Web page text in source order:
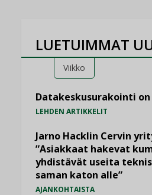
LUETUIMMAT
Viikko
Datakeskusurakointi
LEHDEN ARTIKKELIT
Jarno Hacklin Cervin
”Asiakkaat hakevat
yhdistävät useita
saman katon alle”
AJANKOHTAISTA